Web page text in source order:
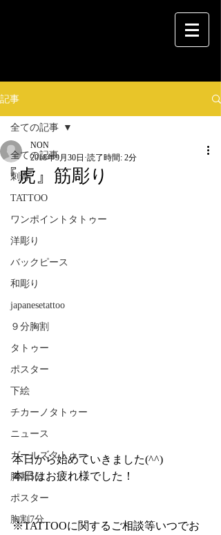
記事
全ての記事
刺青
TATTOO
ワンポイントタトゥー
洋彫り
バックピース
和彫り
japanesetattoo
９分胸割
タトゥー
ポスター
下絵
チカーノタトゥー
ニュース
ガールズタトゥー
胸割5分
ポスター
胸割7分
全ての記事
『虎』筋彫り
NON
2018年9月30日 読了時間: 2分
本日から始めていきました(^^)
本日はお疲れ様でした！
※TATTOOに関するご相談等いつでお